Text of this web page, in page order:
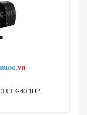
40 1HP